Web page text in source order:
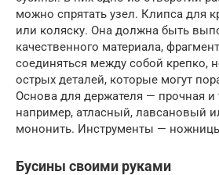
можно спрятать узел. Клипса для
или коляску. Она должна быть
качественного материала,
соединяться между собой крепко,
острых деталей, которые могут
Основа для держателя — прочная и
например, атласный, лавсановый
мононить. Инструменты —
Бусины своими руками